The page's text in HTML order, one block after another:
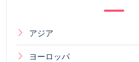
アジア
ヨーロッパ